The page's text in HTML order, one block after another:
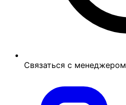
Связаться с менеджером